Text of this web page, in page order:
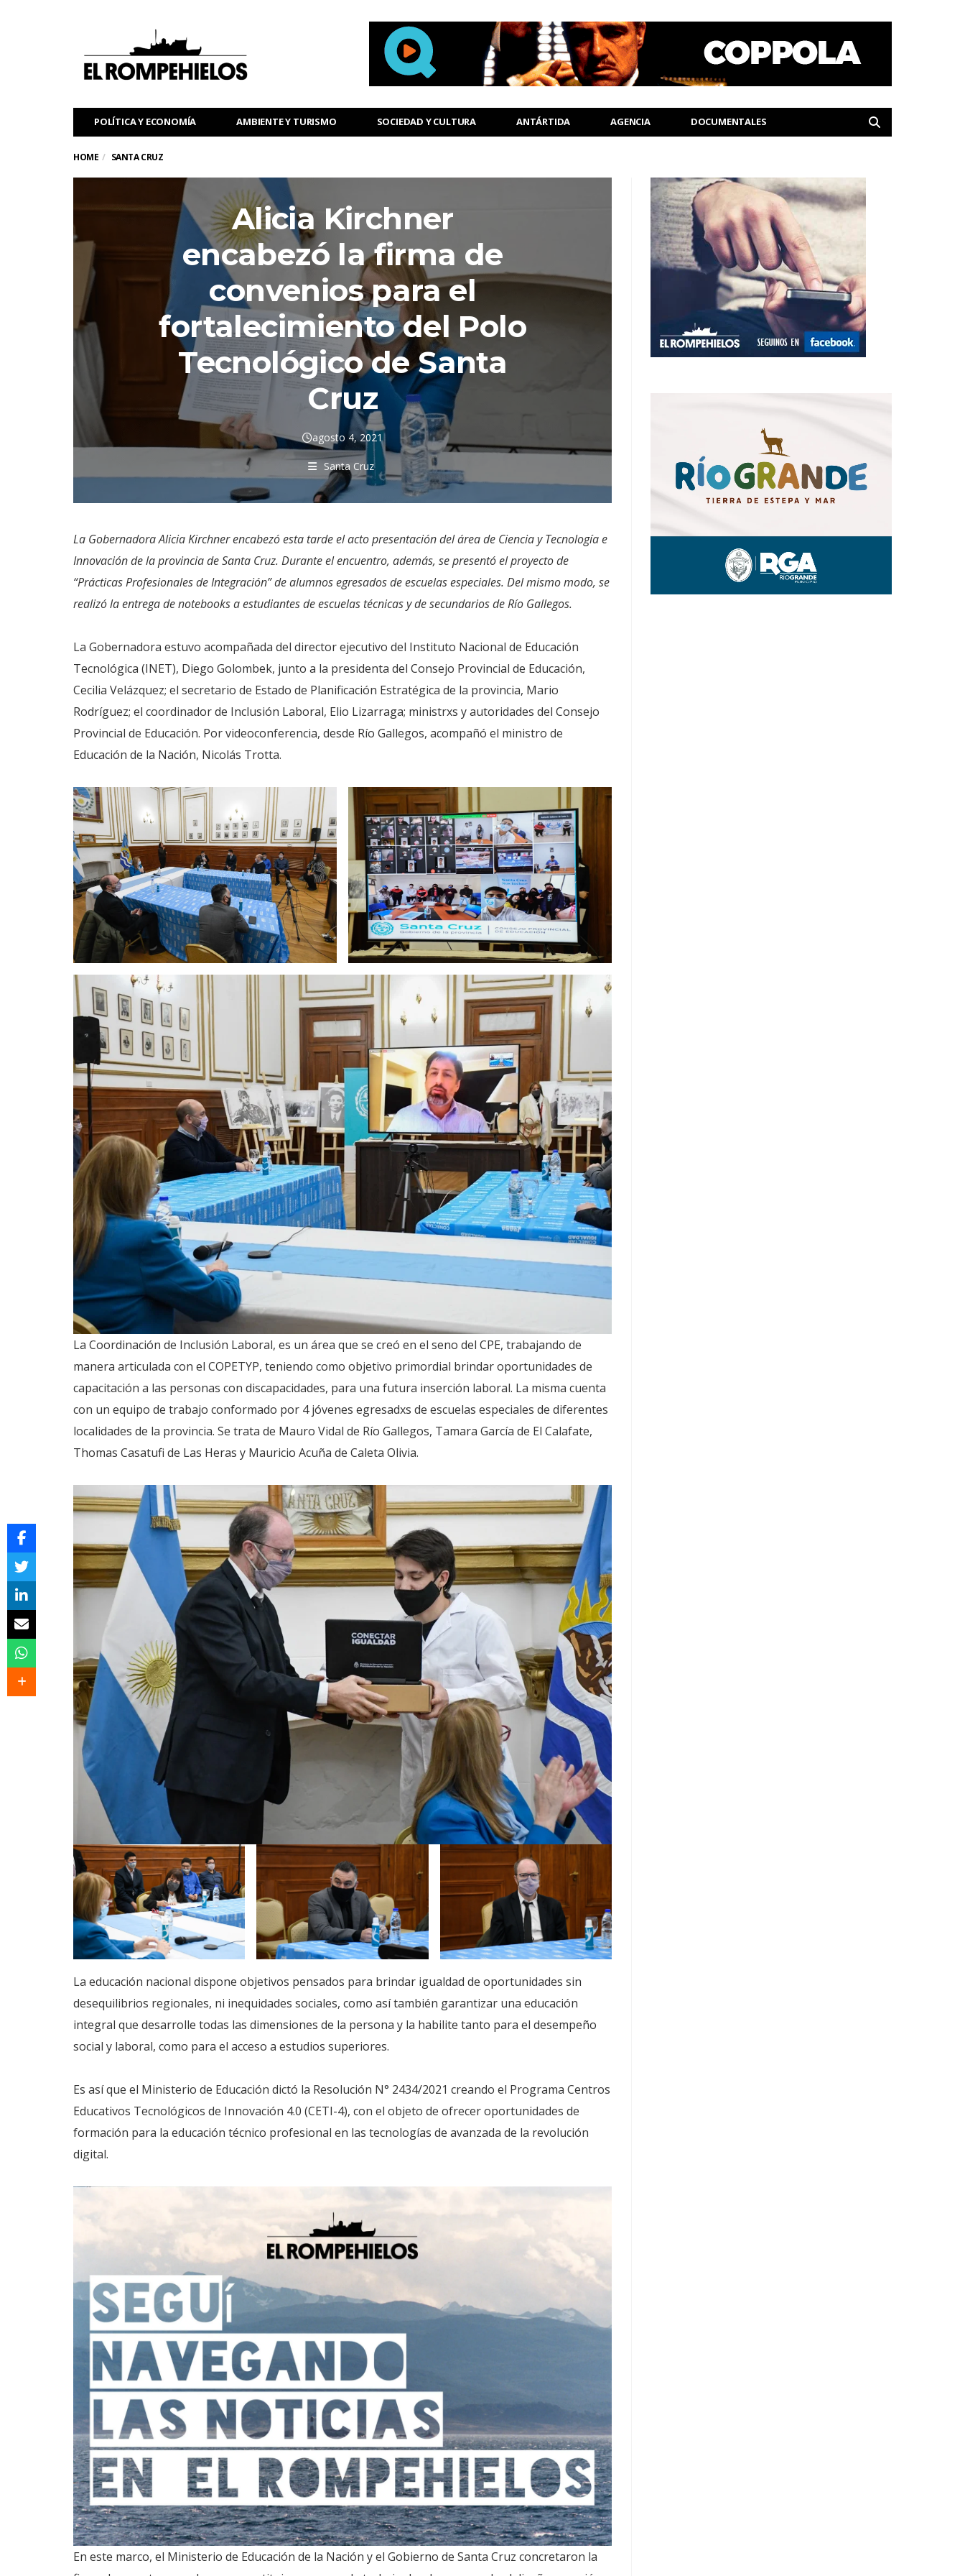
POLÍTICA Y ECONOMÍA AMBIENTE Y TURISMO SOCIEDAD Y CULTURA ANTÁRTIDA AGENCIA DOCUMENTALES
HOME SANTA CRUZ
Alicia Kirchner
encabezó la firma de
convenios para el
fortalecimiento del Polo
Tecnológico de Santa
Cruz
agosto 4, 2021
Santa Cruz
La Gobernadora Alicia Kirchner encabezó esta tarde el acto presentación del área de Ciencia y Tecnología e
Innovación de la provincia de Santa Cruz. Durante el encuentro, además, se presentó el proyecto de
“Prácticas Profesionales de Integración” de alumnos egresados de escuelas especiales. Del mismo modo, se
realizó la entrega de notebooks a estudiantes de escuelas técnicas y de secundarios de Río Gallegos.
La Gobernadora estuvo acompañada del director ejecutivo del Instituto Nacional de Educación
Tecnológica (INET), Diego Golombek, junto a la presidenta del Consejo Provincial de Educación,
Cecilia Velázquez; el secretario de Estado de Planificación Estratégica de la provincia, Mario
Rodríguez; el coordinador de Inclusión Laboral, Elio Lizarraga; ministrxs y autoridades del Consejo
Provincial de Educación. Por videoconferencia, desde Río Gallegos, acompañó el ministro de
Educación de la Nación, Nicolás Trotta.
La Coordinación de Inclusión Laboral, es un área que se creó en el seno del CPE, trabajando de
manera articulada con el COPETYP, teniendo como objetivo primordial brindar oportunidades de
capacitación a las personas con discapacidades, para una futura inserción laboral. La misma cuenta
con un equipo de trabajo conformado por 4 jóvenes egresadxs de escuelas especiales de diferentes
localidades de la provincia. Se trata de Mauro Vidal de Río Gallegos, Tamara García de El Calafate,
Thomas Casatufi de Las Heras y Mauricio Acuña de Caleta Olivia.
La educación nacional dispone objetivos pensados para brindar igualdad de oportunidades sin
desequilibrios regionales, ni inequidades sociales, como así también garantizar una educación
integral que desarrolle todas las dimensiones de la persona y la habilite tanto para el desempeño
social y laboral, como para el acceso a estudios superiores.
Es así que el Ministerio de Educación dictó la Resolución N° 2434/2021 creando el Programa Centros
Educativos Tecnológicos de Innovación 4.0 (CETI-4), con el objeto de ofrecer oportunidades de
formación para la educación técnico profesional en las tecnologías de avanzada de la revolución
digital.
En este marco, el Ministerio de Educación de la Nación y el Gobierno de Santa Cruz concretaron la